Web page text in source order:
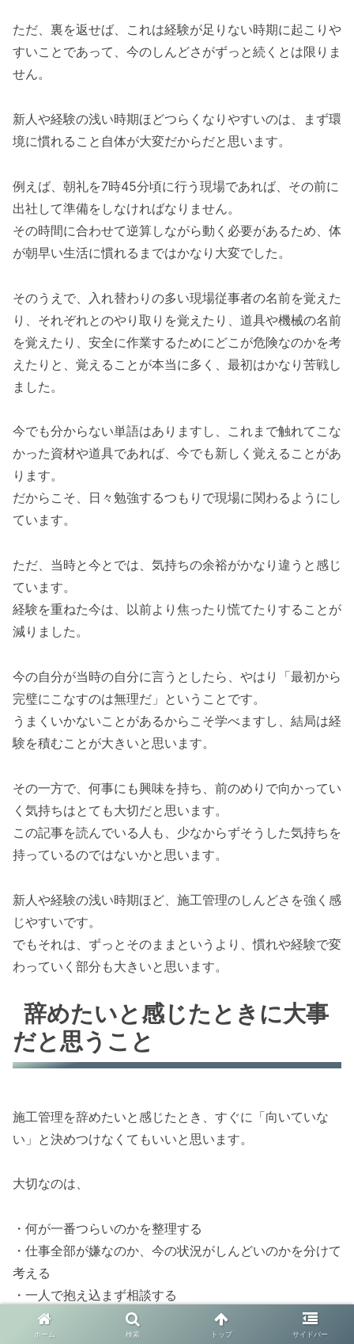
ただ、裏を返せば、これは経験が足りない時期に起こりや
すいことであって、今のしんどさがずっと続くとは限りま
せん。
新人や経験の浅い時期ほどつらくなりやすいのは、まず環
境に慣れること自体が大変だからだと思います。
例えば、朝礼を7時45分頃に行う現場であれば、その前に
出社して準備をしなければなりません。
その時間に合わせて逆算しながら動く必要があるため、体
が朝早い生活に慣れるまではかなり大変でした。
そのうえで、入れ替わりの多い現場従事者の名前を覚えた
り、それぞれとのやり取りを覚えたり、道具や機械の名前
を覚えたり、安全に作業するためにどこが危険なのかを考
えたりと、覚えることが本当に多く、最初はかなり苦戦し
ました。
今でも分からない単語はありますし、これまで触れてこな
かった資材や道具であれば、今でも新しく覚えることがあ
ります。
だからこそ、日々勉強するつもりで現場に関わるようにし
ています。
ただ、当時と今とでは、気持ちの余裕がかなり違うと感じ
ています。
経験を重ねた今は、以前より焦ったり慌てたりすることが
減りました。
今の自分が当時の自分に言うとしたら、やはり「最初から
完璧にこなすのは無理だ」ということです。
うまくいかないことがあるからこそ学べますし、結局は経
験を積むことが大きいと思います。
その一方で、何事にも興味を持ち、前のめりで向かってい
く気持ちはとても大切だと思います。
この記事を読んでいる人も、少なからずそうした気持ちを
持っているのではないかと思います。
新人や経験の浅い時期ほど、施工管理のしんどさを強く感
じやすいです。
でもそれは、ずっとそのままというより、慣れや経験で変
わっていく部分も大きいと思います。
辞めたいと感じたときに大事
だと思うこと
施工管理を辞めたいと感じたとき、すぐに「向いていな
い」と決めつけなくてもいいと思います。
大切なのは、
・何が一番つらいのかを整理する
・仕事全部が嫌なのか、今の状況がしんどいのかを分けて
考える
・一人で抱え込まず相談する
・今の自分に足りないのは経験なのか、環境なのかを考え
ホーム 検索 トップ サイドバー